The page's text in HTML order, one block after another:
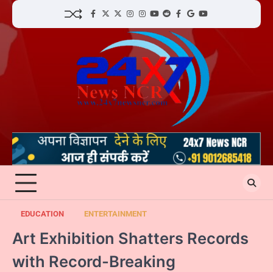
Skip
to
content
facebook
Twitter
twitterInstagram
instagram
YouTube
redditFacebook
googleyoutube
EDUCATION ENTERTAINMENT
Art Exhibition Shatters Records
with Record-Breaking